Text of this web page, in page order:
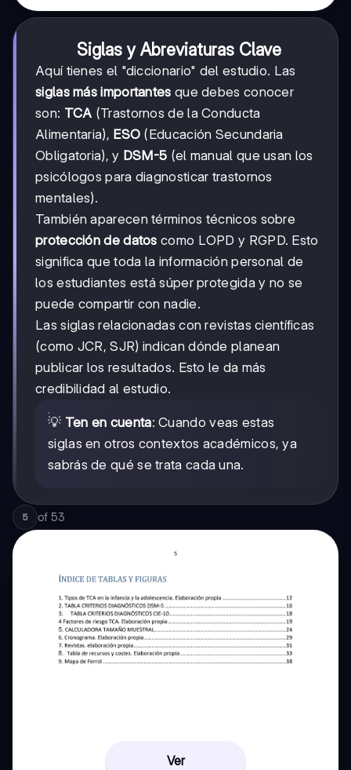
Siglas y Abreviaturas Clave
Aquí tienes el "diccionario" del estudio. Las
siglas más importantes que debes conocer
son: TCA (Trastornos de la Conducta
Alimentaria), ESO (Educación Secundaria
Obligatoria), y DSM-5 (el manual que usan los
psicólogos para diagnosticar trastornos
mentales).
También aparecen términos técnicos sobre
protección de datos como LOPD y RGPD. Esto
significa que toda la información personal de
los estudiantes está súper protegida y no se
puede compartir con nadie.
Las siglas relacionadas con revistas científicas
(como JCR, SJR) indican dónde planean
publicar los resultados. Esto le da más
credibilidad al estudio.
💡 Ten en cuenta: Cuando veas estas
siglas en otros contextos académicos, ya
sabrás de qué se trata cada una.
5 of 53
Ver